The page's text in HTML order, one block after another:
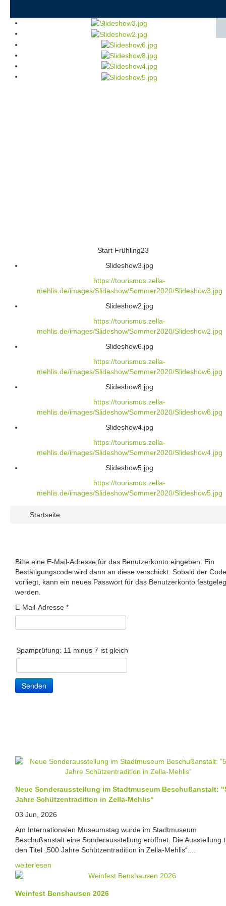
Start Frühling23
Slideshow3.jpg
https://tourismus.zella-
mehlis.de/images/Slideshow/Sommer2020/Slideshow3.jpg
Slideshow2.jpg
https://tourismus.zella-
mehlis.de/images/Slideshow/Sommer2020/Slideshow2.jpg
Slideshow6.jpg
https://tourismus.zella-
mehlis.de/images/Slideshow/Sommer2020/Slideshow6.jpg
Slideshow8.jpg
https://tourismus.zella-
mehlis.de/images/Slideshow/Sommer2020/Slideshow8.jpg
Slideshow4.jpg
https://tourismus.zella-
mehlis.de/images/Slideshow/Sommer2020/Slideshow4.jpg
Slideshow5.jpg
https://tourismus.zella-
mehlis.de/images/Slideshow/Sommer2020/Slideshow5.jpg
Startseite
Bitte eine E-Mail-Adresse für das Benutzerkonto eingeben. Ein
Bestätigungscode wird dann an diese verschickt. Sobald der Code
vorliegt, kann ein neues Passwort für das Benutzerkonto
werden.
E-Mail-Adresse *
Spamprüfung: 11 minus 7 ist gleich
Senden
Neue Sonderausstellung im Stadtmuseum Beschußanstalt:
Jahre Schützentradition in Zella-Mehlis“
03 Jun, 2026
Am Internationalen Museumstag wurde im Stadtmuseum
Beschußanstalt eine Sonderausstellung eröffnet. Die Ausstellung
den Titel „500 Jahre Schützentradition in Zella-Mehlis“....
weiterlesen
Weinfest Benshausen 2026